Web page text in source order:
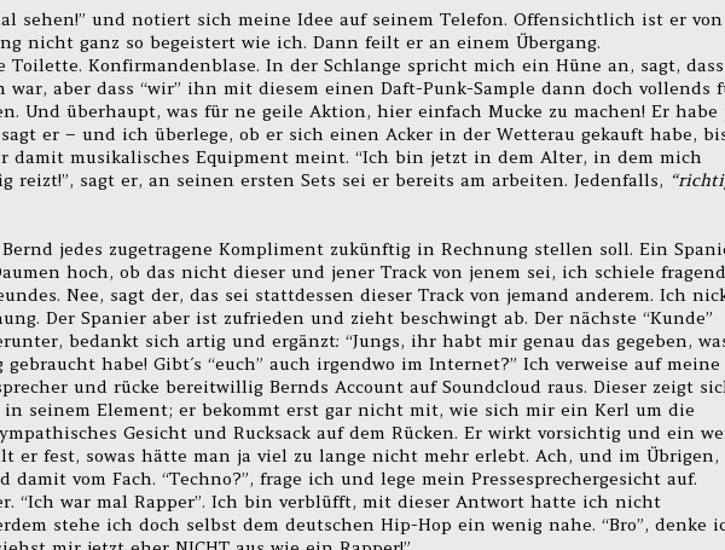
sehen!” und notiert sich meine Idee auf seinem Telefon. Offensichtlich ist er von
nicht ganz so begeistert wie ich. Dann feilt er an einem Übergang.
Toilette. Konfirmandenblase. In der Schlange spricht mich ein Hüne an, sagt,
war, aber dass “wir” ihn mit diesem einen Daft-Punk-Sample dann doch vollends
Und überhaupt, was für ne geile Aktion, hier einfach Mucke zu machen! Er habe
er – und ich überlege, ob er sich einen Acker in der Wetterau gekauft habe,
damit musikalisches Equipment meint. “Ich bin jetzt in dem Alter, in dem mich
reizt!”, sagt er, an seinen ersten Sets sei er bereits am arbeiten. Jedenfalls,
jedes zugetragene Kompliment zukünftig in Rechnung stellen soll. Ein
hoch, ob das nicht dieser und jener Track von jenem sei, ich schiele
Nee, sagt der, das sei stattdessen dieser Track von jemand anderem. Ich
Der Spanier aber ist zufrieden und zieht beschwingt ab. Der nächste “Kunde”
bedankt sich artig und ergänzt: “Jungs, ihr habt mir genau das gegeben,
gebraucht habe! Gibt´s “euch” auch irgendwo im Internet?” Ich verweise auf meine
und rücke bereitwillig Bernds Account auf Soundcloud raus. Dieser zeigt
seinem Element; er bekommt erst gar nicht mit, wie sich mir ein Kerl um die
Gesicht und Rucksack auf dem Rücken. Er wirkt vorsichtig und ein
er fest, sowas hätte man ja viel zu lange nicht mehr erlebt. Ach, und im Übrigen,
damit vom Fach. “Techno?”, frage ich und lege mein Pressesprechergesicht auf.
“Ich war mal Rapper”. Ich bin verblüfft, mit dieser Antwort hatte ich nicht
stehe ich doch selbst dem deutschen Hip-Hop ein wenig nahe. “Bro”, denke